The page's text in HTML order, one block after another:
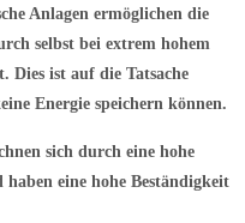
Anlagen ermöglichen die
selbst bei extrem hohem
Dies ist auf die Tatsache
Energie speichern können.
sich durch eine hohe
eine hohe Beständigkeit